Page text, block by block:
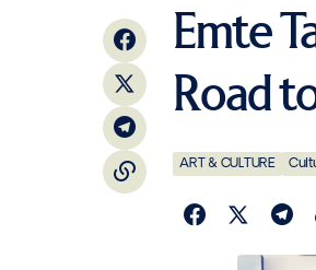
Emte
Road
ART & CULTURE